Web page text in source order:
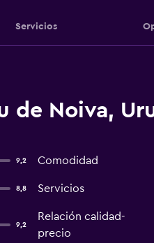
Servicios
de Noiva,
9,2 Comodidad
8,8 Servicios
9,2
Relación calidad-
precio